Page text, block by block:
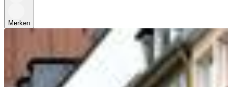
Merken